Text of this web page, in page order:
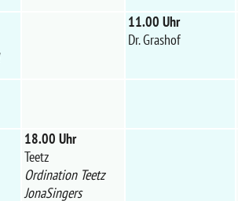
11.00 Uhr
Dr. Grashof
18.00 Uhr
Teetz
Ordination Teetz
JonaSingers